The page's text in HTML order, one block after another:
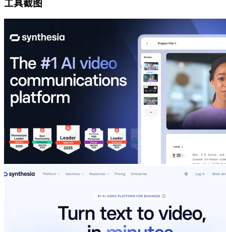
工具截图